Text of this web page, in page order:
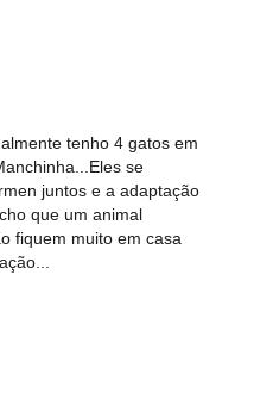
tenho 4 gatos em
se
juntos e a adaptação
que um animal
fiquem muito em casa